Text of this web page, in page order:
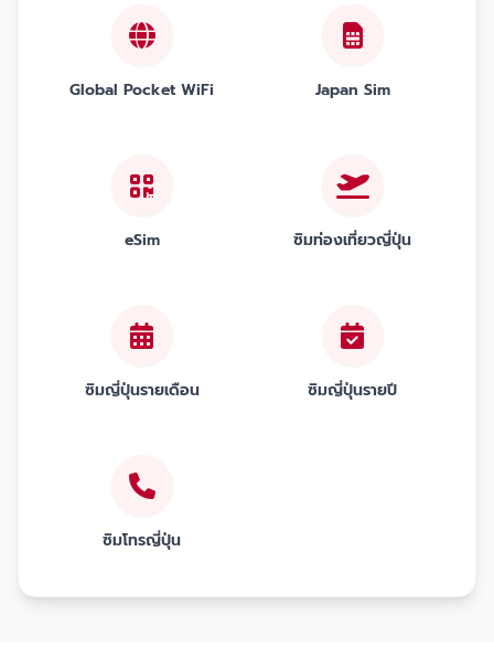
Global Pocket WiFi Japan Sim
eSim ซิมท่องเที่ยวญี่ปุ่น
ซิมญี่ปุ่นรายเดือน ซิมญี่ปุ่นรายปี
ซิมโทรญี่ปุ่น